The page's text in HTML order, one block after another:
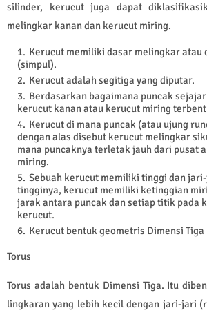
silinder, kerucut juga dapat
melingkar kanan dan kerucut miring.
Kerucut memiliki dasar melingkar atau
(simpul).
Kerucut adalah segitiga yang diputar.
Berdasarkan bagaimana puncak
kerucut kanan atau kerucut miring
Kerucut di mana puncak (atau ujung
dengan alas disebut kerucut melingkar
mana puncaknya terletak jauh dari pusat
miring.
Sebuah kerucut memiliki tinggi dan
tingginya, kerucut memiliki ketinggian
jarak antara puncak dan setiap titik pada
kerucut.
Kerucut bentuk geometris Dimensi Tiga
Torus
Torus adalah bentuk Dimensi Tiga. Itu
lingkaran yang lebih kecil dengan jari-jari